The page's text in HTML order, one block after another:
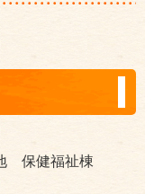
保健福祉棟